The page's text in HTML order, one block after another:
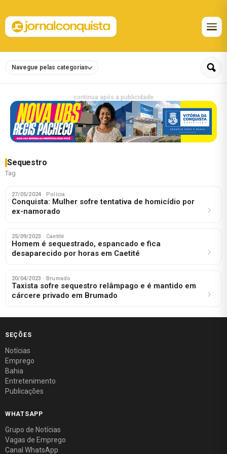
Navegue pelas categorias
continua após a publicidade
Sequestro
Tag
27/05/2024 · Polícia
Conquista: Mulher sofre tentativa de homicídio por
ex-namorado
25/09/2023 · Caetité
Homem é sequestrado, espancado e fica
desaparecido por horas em Caetité
20/04/2023 · Brumado
Taxista sofre sequestro relâmpago e é mantido em
cárcere privado em Brumado
SEÇÕES
Notícias
Emprego
Bahia
Entretenimento
Publicações
WHATSAPP
Grupo de Notícias
Vagas de Emprego
Canal WhatsApp